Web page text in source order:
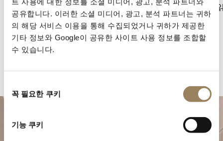
공유합니다. 이러한 소셜 미디어, 광고, 분석 파트너는 귀하
의 해당 서비스 이용을 통해 수집되었거나 귀하가 제공한
기타 정보와 Google이 공유한 사이트 사용 정보를 조합할
수 있습니다.
의
꼭 필요한 쿠키
기능 쿠키
적으로